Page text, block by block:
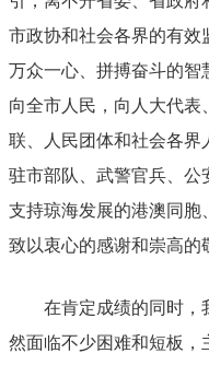
市政协和社会各界的有效
万众一心、拼搏奋斗的智
向全市人民，向人大代
联、人民团体和社会各界
驻市部队、武警官兵、公
支持琼海发展的港澳同胞
致以衷心的感谢和崇高的
在肯定成绩的同时，
然面临不少困难和短板，